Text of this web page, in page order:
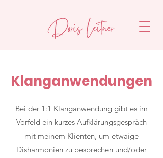
Klanganwendungen
Bei der 1:1 Klanganwendung gibt es im
Vorfeld ein kurzes Aufklärungsgespräch
mit meinem Klienten, um etwaige
Disharmonien zu besprechen und/oder